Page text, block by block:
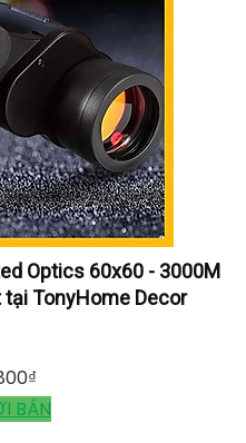
Optics 60x60 - 3000M
TonyHome Decor
₫
BÁN